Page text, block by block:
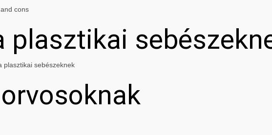
cons
plasztikai
plasztikai sebészeknek